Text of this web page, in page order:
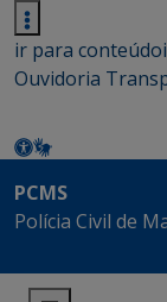
ir para conteúdo
Ouvidoria
PCMS
Polícia Civil de